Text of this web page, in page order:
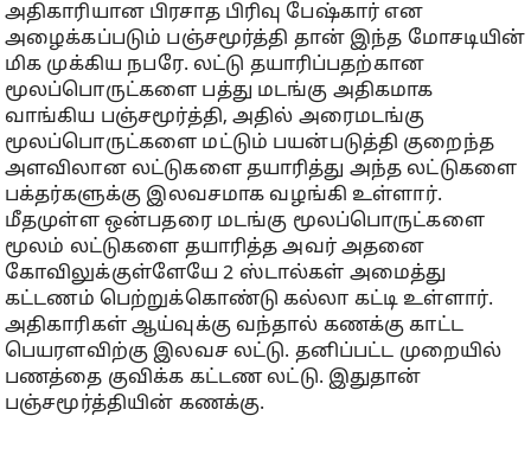
அதிகாரியான பிரசாத பிரிவு பேஷ்கார் என
அழைக்கப்படும் பஞ்சமூர்த்தி தான் இந்த மோசடியின்
மிக முக்கிய நபரே. லட்டு தயாரிப்பதற்கான
மூலப்பொருட்களை பத்து மடங்கு அதிகமாக
வாங்கிய பஞ்சமூர்த்தி, அதில் அரைமடங்கு
மூலப்பொருட்களை மட்டும் பயன்படுத்தி குறைந்த
அளவிலான லட்டுகளை தயாரித்து அந்த லட்டுகளை
பக்தர்களுக்கு இலவசமாக வழங்கி உள்ளார்.
மீதமுள்ள ஒன்பதரை மடங்கு மூலப்பொருட்களை
மூலம் லட்டுகளை தயாரித்த அவர் அதனை
கோவிலுக்குள்ளேயே 2 ஸ்டால்கள் அமைத்து
கட்டணம் பெற்றுக்கொண்டு கல்லா கட்டி உள்ளார்.
அதிகாரிகள் ஆய்வுக்கு வந்தால் கணக்கு காட்ட
பெயரளவிற்கு இலவச லட்டு. தனிப்பட்ட முறையில்
பணத்தை குவிக்க கட்டண லட்டு. இதுதான்
பஞ்சமூர்த்தியின் கணக்கு.